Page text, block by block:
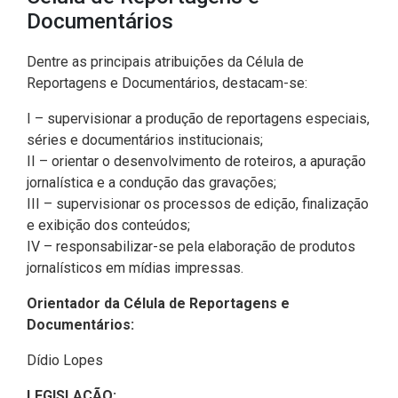
CODINS
COGE
Comunicação Legislativa
Coordenadoria do Sistema
Alece de Comunicação
Célula de Fotografia
Comunicação
Célula de Projetos Especiais
Coordenadoria de Polícia
Centro de Estudos e Atividades
Controladoria
Concursos e Processos
Seletivos
Corregedoria
Divisas Territoriais do Ceará
Combate à Violência
Comitê de Responsabilidade
Social
Gestão Ambiental
Defensoria Pública do Ceará
Departamento de Saúde e
Assistência Social
Escola Superior do Parlamento
Cearense (Unipace)
Instituto de Estudos e
Defesa Social
dricos, Minas e Pesca
Direitos Humanos e Cidadania
Educação Básica
Fiscalização e Controle
Indústria, Desenvolvimento
Econômico e Comércio
Infância e Adolescência
Meio Ambiente, Mudanças
Consultoria Legislativa
Medalhas e comendas da Alece
Mapa de Leis Históricas
Utilidade pública
Documentários
Dentre as principais atribuições da Célula de
Reportagens e Documentários, destacam-se:
I – supervisionar a produção de reportagens especiais,
séries e documentários institucionais;
II – orientar o desenvolvimento de roteiros, a apuração
jornalística e a condução das gravações;
III – supervisionar os processos de edição, finalização
e exibição dos conteúdos;
IV – responsabilizar-se pela elaboração de produtos
jornalísticos em mídias impressas.
Orientador da Célula de Reportagens e
Documentários:
Dídio Lopes